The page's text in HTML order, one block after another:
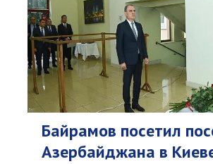
Байрамов посетил
Азербайджана в